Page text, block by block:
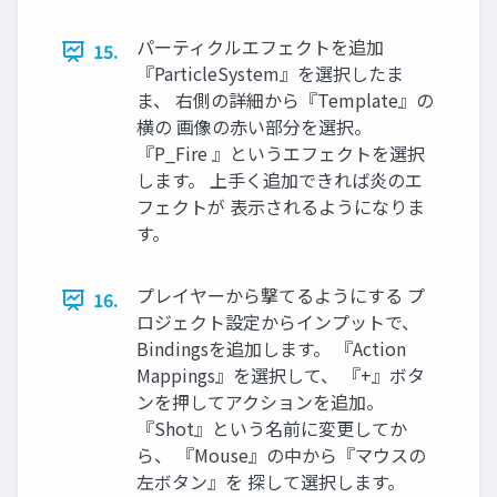
15.
パーティクルエフェクトを追加
『ParticleSystem』を選択したま
ま、 右側の詳細から『Template』の
横の 画像の赤い部分を選択。
『P_Fire 』というエフェクトを選択
します。 上手く追加できれば炎のエ
フェクトが 表示されるようになりま
す。
16.
プレイヤーから撃てるようにする プ
ロジェクト設定からインプットで、
Bindingsを追加します。 『Action
Mappings』を選択して、 『+』ボタ
ンを押してアクションを追加。
『Shot』という名前に変更してか
ら、 『Mouse』の中から『マウスの
左ボタン』を 探して選択します。